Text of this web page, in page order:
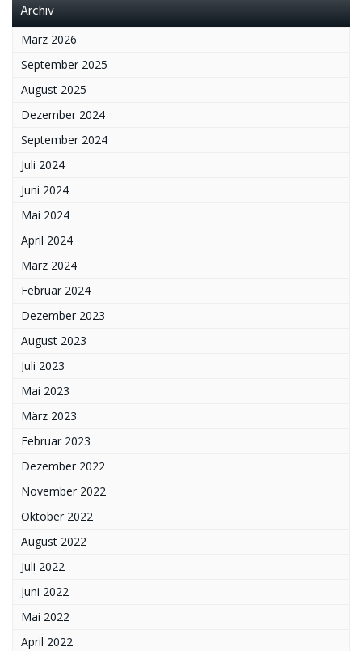
Archiv
März 2026
September 2025
August 2025
Dezember 2024
September 2024
Juli 2024
Juni 2024
Mai 2024
April 2024
März 2024
Februar 2024
Dezember 2023
August 2023
Juli 2023
Mai 2023
März 2023
Februar 2023
Dezember 2022
November 2022
Oktober 2022
August 2022
Juli 2022
Juni 2022
Mai 2022
April 2022